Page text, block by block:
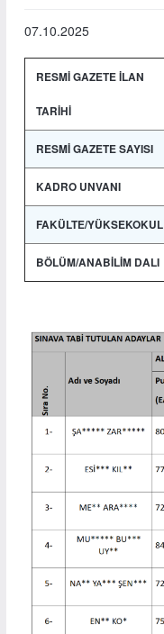
07.10.2025
RESMİ GAZETE İLAN
TARİHİ
RESMİ GAZETE SAYISI
KADRO UNVANI
FAKÜLTE/YÜKSEKOKUL
BÖLÜM/ANABİLİM DALI